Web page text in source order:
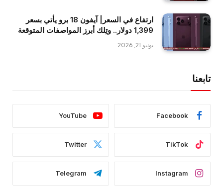
ارتفاع في السعر| آيفون 18 برو يأتي بسعر
1,399 دولار.. وتِلك أبرز المواصفات المتوقعة
يونيو 21, 2026
تابعنا
Facebook
YouTube
TikTok
Twitter
Instagram
Telegram